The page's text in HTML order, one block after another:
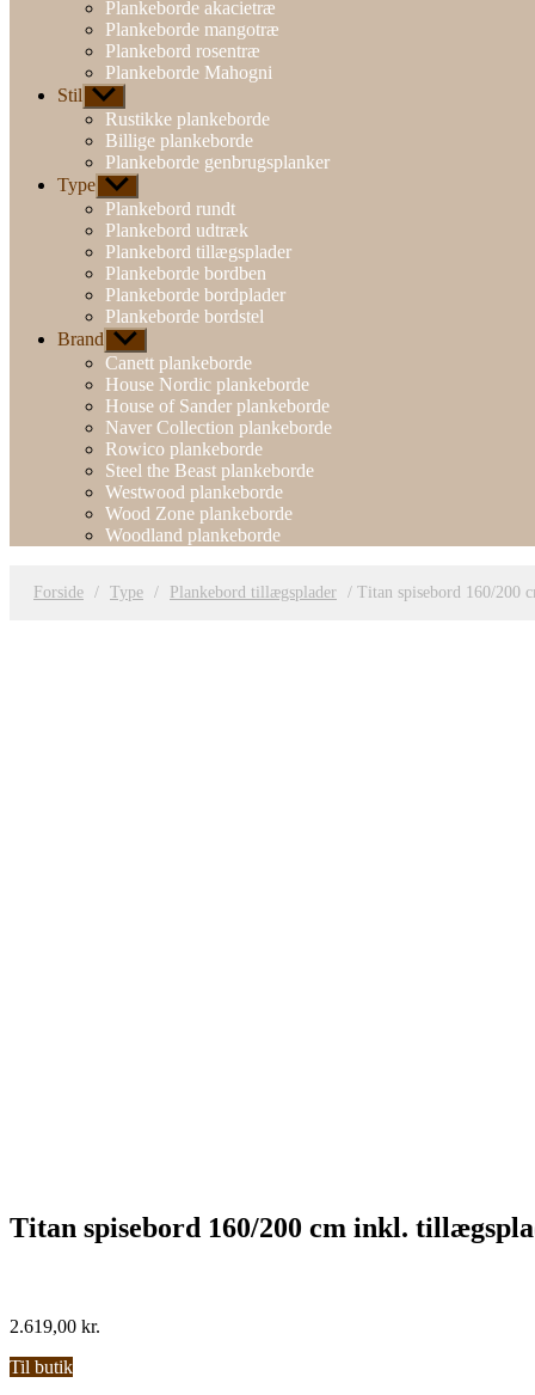
Plankeborde akacietræ
Plankeborde mangotræ
Plankebord rosentræ
Plankeborde Mahogni
Stil Vis
undermenu
Rustikke plankeborde
Billige plankeborde
Plankeborde genbrugsplanker
Type Vis
undermenu
Plankebord rundt
Plankebord udtræk
Plankebord tillægsplader
Plankeborde bordben
Plankeborde bordplader
Plankeborde bordstel
Brand Vis
undermenu
Canett plankeborde
House Nordic plankeborde
House of Sander plankeborde
Naver Collection plankeborde
Rowico plankeborde
Steel the Beast plankeborde
Westwood plankeborde
Wood Zone plankeborde
Woodland plankeborde
Forside / Type / Plankebord tillægsplader / Titan spisebord 160/200
Titan spisebord 160/200 cm inkl.
2.619,00 kr.
Til butik